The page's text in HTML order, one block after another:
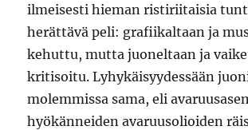
ilmeisesti hieman ristiriitaisia
herättävä peli: grafiikaltaan ja
kehuttu, mutta juoneltaan ja
kritisoitu. Lyhykäisyydessään
molemmissa sama, eli
hyökänneiden avaruusolioiden